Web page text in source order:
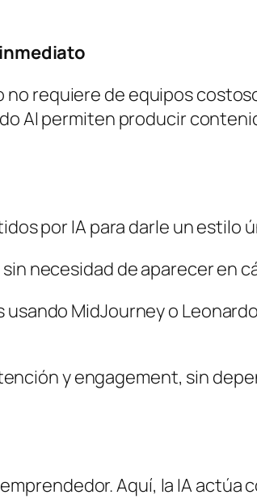
requiere de equipos
AI permiten producir
por IA para darle un estilo
necesidad de aparecer en
MidJourney o
y engagement, sin
Aquí, la IA actúa